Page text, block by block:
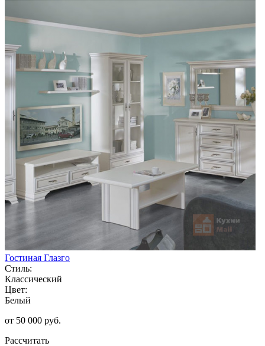
Гостиная Глазго
Стиль:
Классический
Цвет:
Белый
от 50 000 руб.
Рассчитать